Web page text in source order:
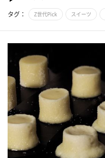
タグ： Z世代Pick スイーツ